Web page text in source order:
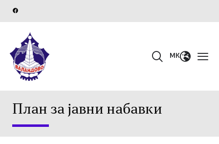
MK
План за јавни набавки